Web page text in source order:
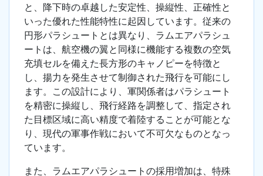
と、降下時の卓越した安定性、操縦性、正確性と
いった優れた性能特性に起因しています。従来の
円形パラシュートとは異なり、ラムエアパラシュ
ートは、航空機の翼と同様に機能する複数の空気
充填セルを備えた長方形のキャノピーを特徴と
し、揚力を発生させて制御された飛行を可能にし
ます。この設計により、軍関係者はパラシュート
を精密に操縦し、飛行経路を調整して、指定され
た目標区域に高い精度で着陸することが可能とな
り、現代の軍事作戦において不可欠なものとなっ
ています。
また、ラムエアパラシュートの採用増加は、特殊